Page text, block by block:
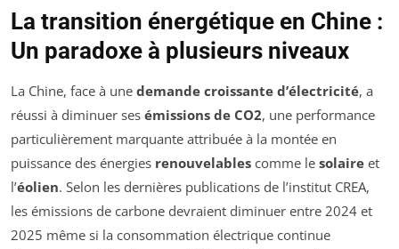
La transition énergétique en Chine :
Un paradoxe à plusieurs niveaux
La Chine, face à une demande croissante d’électricité, a
réussi à diminuer ses émissions de CO2, une performance
particulièrement marquante attribuée à la montée en
puissance des énergies renouvelables comme le solaire et
l’éolien. Selon les dernières publications de l’institut CREA,
les émissions de carbone devraient diminuer entre 2024 et
2025 même si la consommation électrique continue